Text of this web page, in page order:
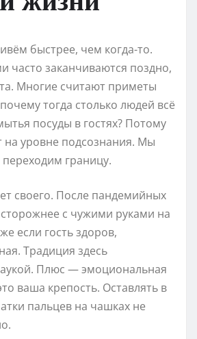
быстрее, чем когда-то.
часто заканчиваются поздно,
Многие считают приметы
тогда столько людей всё
посуды в гостях? Потому
на уровне подсознания. Мы
переходим границу.
своего. После пандемийных
с чужими руками на
если гость здоров,
Традиция здесь
Плюс — эмоциональная
ваша крепость. Оставлять в
пальцев на чашках не